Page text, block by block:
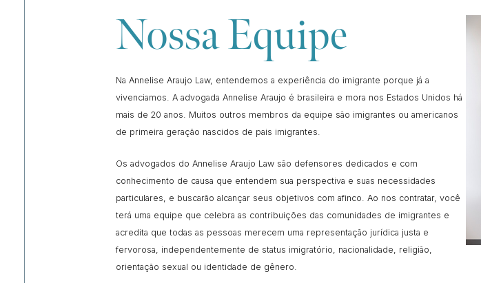
Nossa Equipe
Na Annelise Araujo Law, entendemos a experiência do imigrante porque já a
vivenciamos. A advogada Annelise Araujo é brasileira e mora nos Estados Unidos há
mais de 20 anos. Muitos outros membros da equipe são imigrantes ou americanos
de primeira geração nascidos de pais imigrantes.
Os advogados do Annelise Araujo Law são defensores dedicados e com
conhecimento de causa que entendem sua perspectiva e suas necessidades
particulares, e buscarão alcançar seus objetivos com afinco. Ao nos contratar, você
terá uma equipe que celebra as contribuições das comunidades de imigrantes e
acredita que todas as pessoas merecem uma representação jurídica justa e
fervorosa, independentemente de status imigratório, nacionalidade, religião,
orientação sexual ou identidade de gênero.